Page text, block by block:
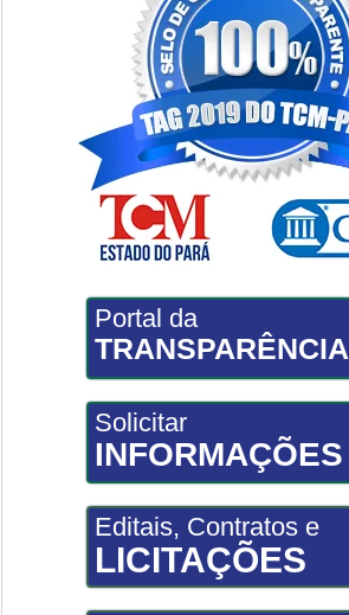
Portal da
TRANSPARÊNCIA
Solicitar
INFORMAÇÕES
Editais, Contratos e
LICITAÇÕES